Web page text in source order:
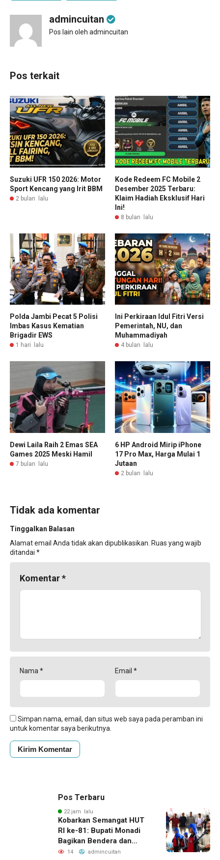
admincuitan
Pos lain oleh admincuitan
Pos terkait
Suzuki UFR 150 2026: Motor
Sport Kencang yang Irit BBM
2 bulan lalu
Kode Redeem FC Mobile 2
Desember 2025 Terbaru:
Klaim Hadiah Eksklusif Hari
Ini!
8 bulan lalu
Polda Jambi Pecat 5 Polisi
Imbas Kasus Kematian
Brigadir EWS
1 hari lalu
Ini Perkiraan Idul Fitri Versi
Pemerintah, NU, dan
Muhammadiyah
4 bulan lalu
Dewi Laila Raih 2 Emas SEA
Games 2025 Meski Hamil
7 bulan lalu
6 HP Android Mirip iPhone
17 Pro Max, Harga Mulai 1
Jutaan
2 bulan lalu
Tidak ada komentar
Tinggalkan Balasan
Alamat email Anda tidak akan dipublikasikan. Ruas yang wajib
ditandai *
Komentar*
Nama * Email *
Simpan nama, email, dan situs web saya pada peramban ini
untuk komentar saya berikutnya.
Pos Terbaru
22 jam lalu
Kobarkan Semangat HUT
RI ke-81: Bupati Monadi
Bagikan Bendera dan
Lepas Paskibraka Kerinci
14 admincuitan